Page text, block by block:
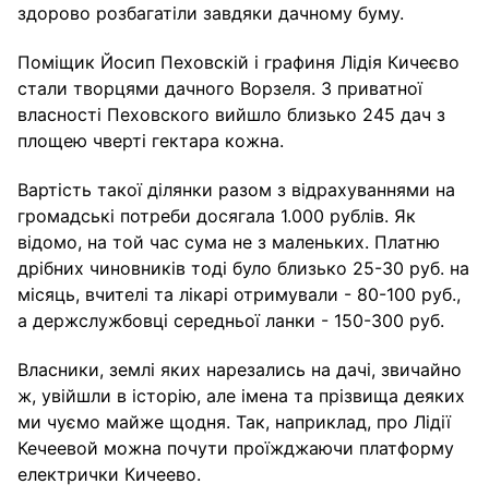
здорово розбагатіли завдяки дачному буму.
Поміщик Йосип Пеховскій і графиня Лідія Кичеєво
стали творцями дачного Ворзеля. З приватної
власності Пеховского вийшло близько 245 дач з
площею чверті гектара кожна.
Вартість такої ділянки разом з відрахуваннями на
громадські потреби досягала 1.000 рублів. Як
відомо, на той час сума не з маленьких. Платню
дрібних чиновників тоді було близько 25-30 руб. на
місяць, вчителі та лікарі отримували - 80-100 руб.,
а держслужбовці середньої ланки - 150-300 руб.
Власники, землі яких нарезались на дачі, звичайно
ж, увійшли в історію, але імена та прізвища деяких
ми чуємо майже щодня. Так, наприклад, про Лідії
Кечеевой можна почути проїжджаючи платформу
електрички Кичеево.